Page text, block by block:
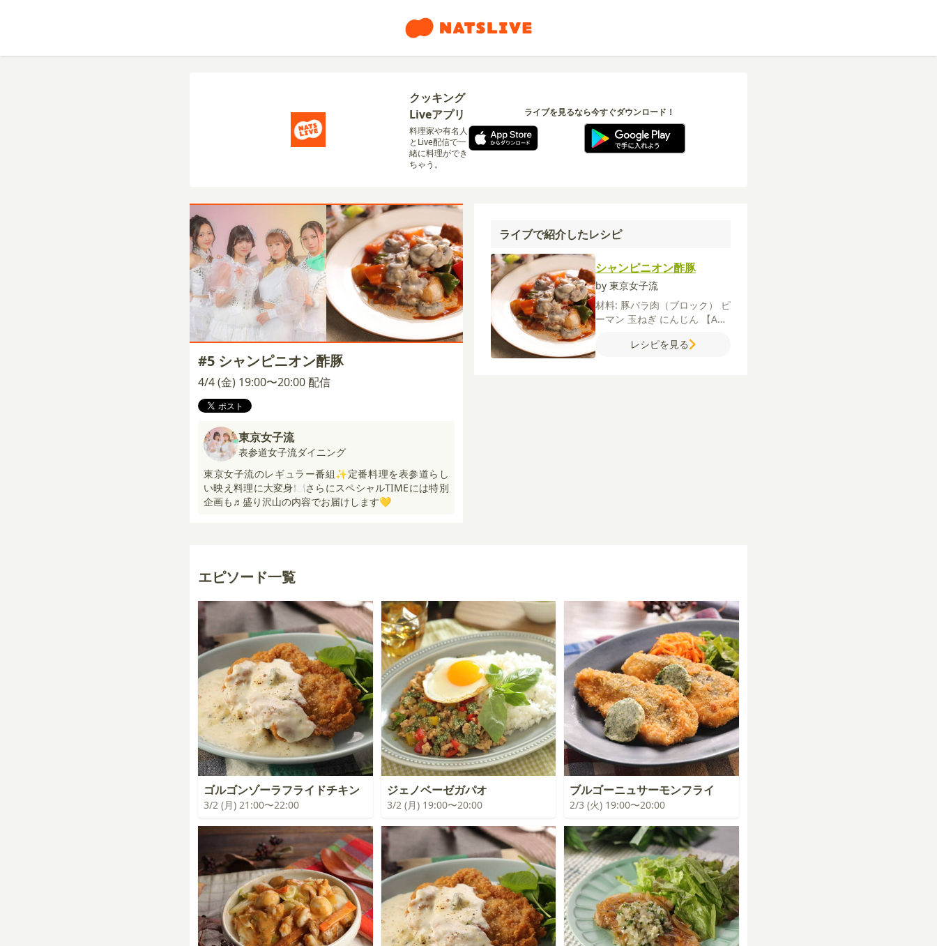
クッキング
Liveアプリ
料理家や有名人
とLive配信で一
緒に料理ができ
ちゃう。
ライブを見るなら今すぐダウンロード！
#5 シャンピニオン酢豚
4/4 (金) 19:00〜20:00 配信
東京女子流
表参道女子流ダイニング
東京女子流のレギュラー番組✨定番料理を表参道らし
い映え料理に大変身🍽️さらにスペシャルTIMEには特別
企画も♬盛り沢山の内容でお届けします💛
ライブで紹介したレシピ
シャンピニオン酢豚
by 東京女子流
材料: 豚バラ肉（ブロック）
ピ
ーマン 玉ねぎ にんじん
【A】
オリーブオイル【B】
レシピを見る
エピソード一覧
ゴルゴンゾーラフライドチキン
3/2 (月) 21:00〜22:00
ジェノベーゼガパオ
3/2 (月) 19:00〜20:00
ブルゴーニュサーモンフライ
2/3 (火) 19:00〜20:00